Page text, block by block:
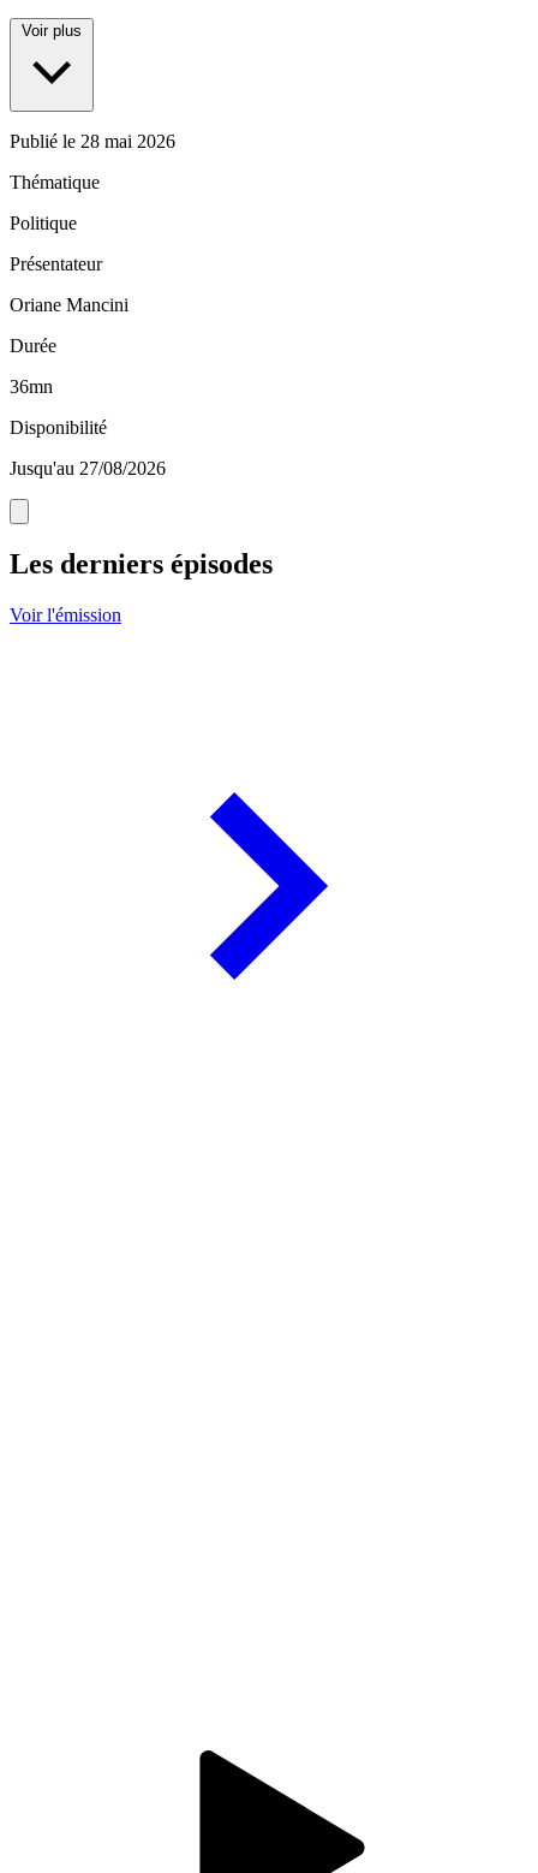
Voir plus
Publié le 28 mai 2026
Thématique
Politique
Présentateur
Oriane Mancini
Durée
36mn
Disponibilité
Jusqu'au 27/08/2026
Les derniers épisodes
Voir l'émission